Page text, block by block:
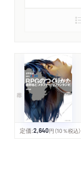
定価:2,640円 （10％税込）